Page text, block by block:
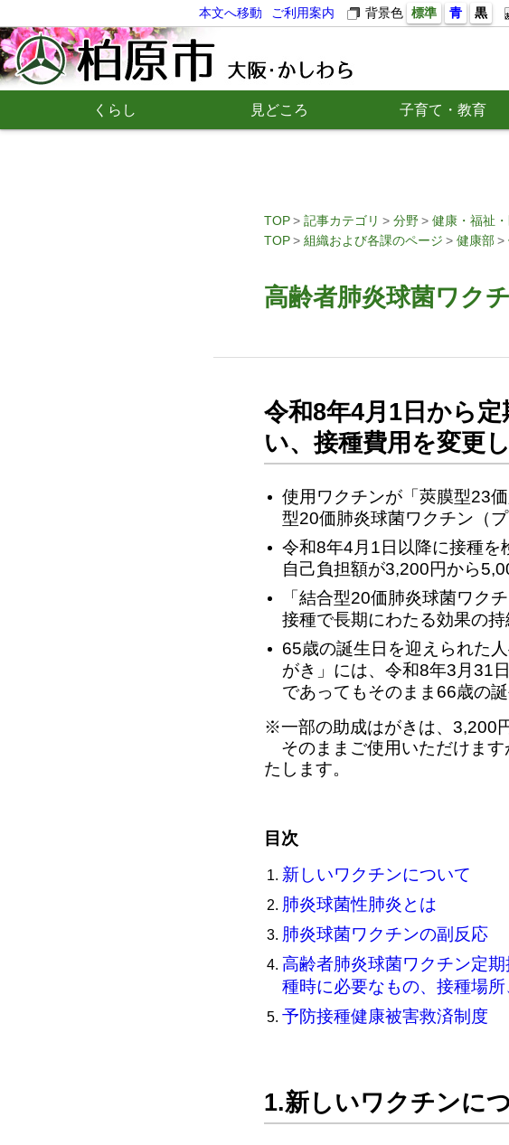
本文へ移動 ご利用案内 背景色 標準 青 黒
くらし 見どころ 子育て・教育
TOP 記事カテゴリ 分野 健康・福祉
TOP
組織および各課のページ 健康部
高齢者肺炎球菌ワク
令和8年4月1日から
い、接種費用を変更
使用ワクチンが「莢膜型23
型20価肺炎球菌ワクチン（
令和8年4月1日以降に接種を
自己負担額が3,200円から
「結合型20価肺炎球菌ワク
接種で長期にわたる効果の持
65歳の誕生日を迎えられた
がき」には、令和8年3月31
であってもそのまま66歳の
※一部の助成はがきは、3,200
そのままご使用いただけます
たします。
目次
新しいワクチンについて
肺炎球菌性肺炎とは
肺炎球菌ワクチンの副反応
高齢者肺炎球菌ワクチン定
種時に必要なもの、接種場所
予防接種健康被害救済制度
1.新しいワクチンに